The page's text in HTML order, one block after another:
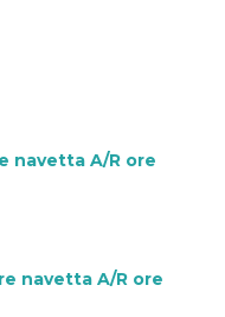
navetta A/R ore
navetta A/R ore